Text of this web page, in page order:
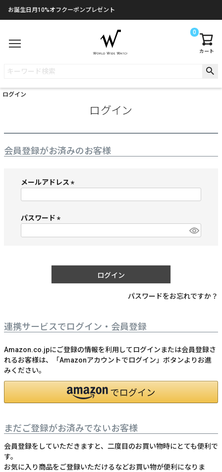
お誕生日月10%オフクーポンプレゼント
カート
0
ログイン
ログイン
会員登録がお済みのお客様
メールアドレス
)
パスワード
ログイン
パスワードをお忘れですか？
連携サービスでログイン・会員登録
Amazon.co.jpにご登録の情報を利用してログインまたは会員登録さ
れるお客様は、「Amazonアカウントでログイン」ボタンよりお進
みください。
まだご登録がお済みでないお客様
会員登録をしていただきますと、二度目のお買い物時にとても便利で
す。
お気に入り商品をご登録いただけるなどお買い物が便利になりま